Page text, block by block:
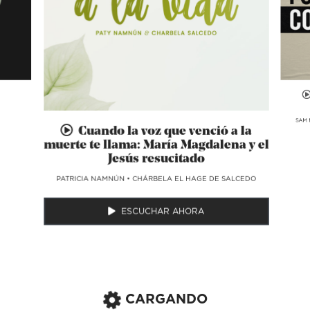
Cuando la voz que venció a la
muerte te llama: María Magdalena y el
Jesús resucitado
​PATRICIA NAMNÚN •CHÁRBELA EL HAGE DE SALCEDO
ESCUCHAR AHORA
SAM
CARGANDO